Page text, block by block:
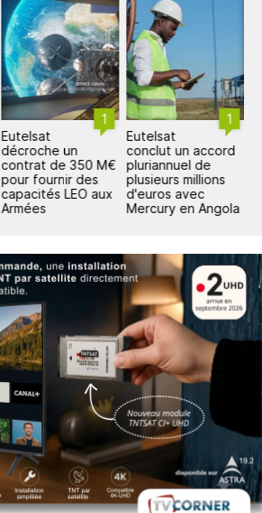
1
Eutelsat
décroche un
contrat de 350 M€
pour fournir des
capacités LEO aux
Armées
1
Eutelsat
conclut un accord
pluriannuel de
plusieurs millions
d'euros avec
Mercury en Angola